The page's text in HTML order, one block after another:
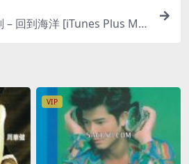
– 回到海洋 [iTunes Plus M4
VIP